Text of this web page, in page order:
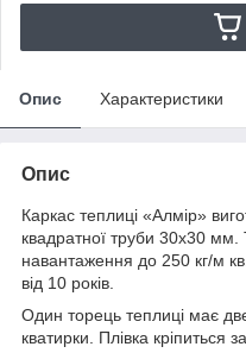
Опис Характеристики
Опис
Каркас теплиці «Алмір»
квадратної труби 30х30 мм.
навантаження до 250 кг/м
від 10 років.
Один торець теплиці має
кватирки. Плівка кріпиться